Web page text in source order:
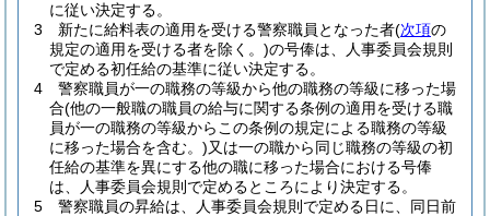
に従い決定する。
3
新たに給料表の適用を受ける警察職員となった者(次項の
規定の適用を受ける者を除く。)の号俸は、人事委員会規則
で定める初任給の基準に従い決定する。
4
警察職員が一の職務の等級から他の職務の等級に移った場
合(他の一般職の職員の給与に関する条例の適用を受ける職
員が一の職務の等級からこの条例の規定による職務の等級
に移った場合を含む。)又は一の職から同じ職務の等級の初
任給の基準を異にする他の職に移った場合における号俸
は、人事委員会規則で定めるところにより決定する。
5
警察職員の昇給は、人事委員会規則で定める日に、同日前